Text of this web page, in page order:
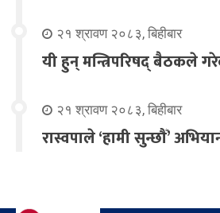
२१ श्रावण २०८३, बिहीबार
यी हुन् मन्त्रिपरिषद् बैठकले
२१ श्रावण २०८३, बिहीबार
रास्वपाले ‘हामी सुन्छौँ’